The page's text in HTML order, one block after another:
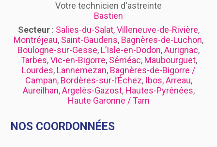
Votre technicien d'astreinte
Bastien
Secteur: Salies-du-Salat,Villeneuve-de-Rivière,
Montréjeau, Saint-Gaudens, Bagnères-de-Luchon,
Boulogne-sur-Gesse, L’Isle-en-Dodon,Aurignac,
Tarbes,Vic-en-Bigorre, Séméac, Maubourguet,
Lourdes, Lannemezan, Bagnères-de-Bigorre /
Campan, Bordères-sur-l’Échez, Ibos,Arreau,
Aureilhan,Argelès-Gazost, Hautes-Pyrénées,
Haute Garonne / Tarn
NOS COORDONNÉES